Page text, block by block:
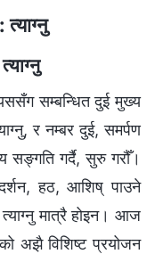
सम्‍बन्धित दुई मुख्य
र नम्‍बर दुई, समर्पण
सङ्गति गर्दै, सुरु गरौँ।
दर्शन, हठ, आशिष्‌ पाउने
मात्रै होइन। आज
अझै विशिष्ट प्रयोजन